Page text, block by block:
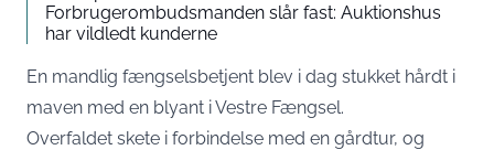
Forbrugerombudsmanden slår fast: Auktionshus
har vildledt kunderne
En mandlig fængselsbetjent blev i dag stukket hårdt i
maven med en blyant i Vestre Fængsel.
Overfaldet skete i forbindelse med en gårdtur, og